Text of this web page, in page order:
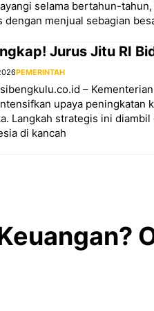
selama bertahun-
dengan menjual sebagian
Jurus Jitu RI
PEMERINTAH
–
upaya peningkatan
Langkah strategis ini
di kancah